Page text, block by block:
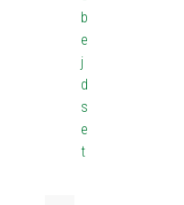
b
e
j
d
s
e
t